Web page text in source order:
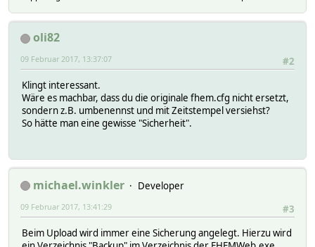
#
Ansicht FHEM LOG (tail -f)
#
Ausführen von eigenen Linuxskripten
#
# v0.0.2
# - FEATURE:
Backup (komplettes FHEM Verzeichnis)
#
#
Auslesen der Gerätelog
#
Verschieben von Geräten per DragAndDrop
#
#
fhem.cfg download/upload
#
jsonlist2 Anzeige
#
FHEM Steuerung shutdown restart/
oli82
#2
09 Februar 2017, 13:37:07
Klingt interessant.
Wäre es machbar, dass du die originale fhem.cfg nicht ersetzt,
sondern z.B. umbenennst und mit Zeitstempel versiehst?
So hätte man eine gewisse "Sicherheit".
michael.winkler
Developer
#3
09 Februar 2017, 13:41:29
Beim Upload wird immer eine Sicherung angelegt. Hierzu wird